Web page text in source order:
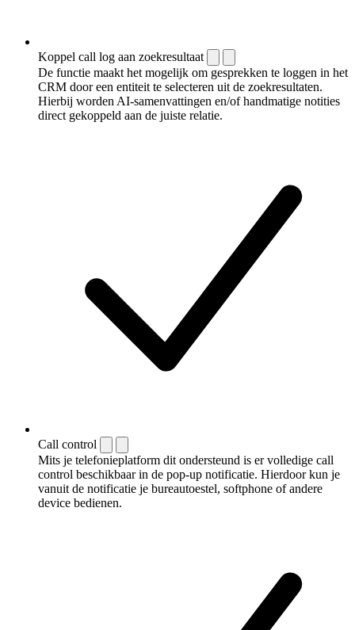
Koppel call log aan zoekresultaat
De functie maakt het mogelijk om gesprekken te loggen in het
CRM door een entiteit te selecteren uit de zoekresultaten.
Hierbij worden AI-samenvattingen en/of handmatige notities
direct gekoppeld aan de juiste relatie.
Call control
Mits je telefonieplatform dit ondersteund is er volledige call
control beschikbaar in de pop-up notificatie. Hierdoor kun je
vanuit de notificatie je bureautoestel, softphone of andere
device bedienen.